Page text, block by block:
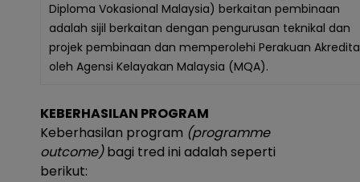
Diploma Vokasional Malaysia) berkaitan pembinaan
adalah sijil berkaitan dengan pengurusan teknikal dan
projek pembinaan dan memperolehi Perakuan
oleh Agensi Kelayakan Malaysia (MQA).
KEBERHASILAN PROGRAM
Keberhasilan program (programme
outcome)bagi tred ini adalah seperti
berikut: